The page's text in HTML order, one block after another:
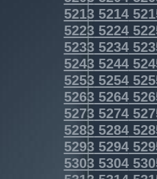
52135214
52235224
52335234
52435244
52535254
52635264
52735274
52835284
52935294
53035304